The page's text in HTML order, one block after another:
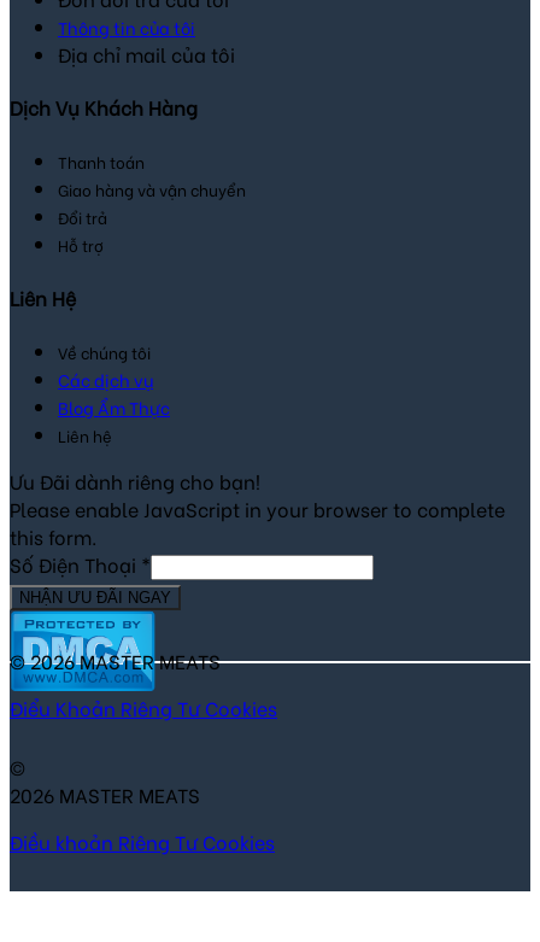
Thông tin của tôi
Địa chỉ mail của tôi
Dịch Vụ Khách Hàng
Thanh toán
Giao hàng và vận chuyển
Đổi trả
Hỗ trợ
Liên Hệ
Về chúng tôi
Các dịch vụ
Blog Ẩm Thực
Liên hệ
Ưu Đãi dành riêng cho bạn!
Please enable JavaScript in your browser to complete
this form.
Số Điện Thoại *
NHẬN ƯU ĐÃI NGAY
© 2026 MASTER MEATS
Điểu Khoản Riêng Tư Cookies
©
2026 MASTER MEATS
Điều khoản Riêng Tư Cookies